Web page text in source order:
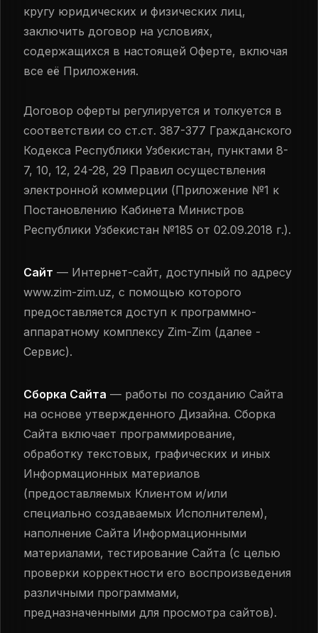
кругу юридических и физических лиц,
заключить договор на условиях,
содержащихся в настоящей Оферте, включая
все её Приложения.
Договор оферты регулируется и толкуется в
соответствии со ст.ст. 387-377 Гражданского
Кодекса Республики Узбекистан, пунктами 8-
7, 10, 12, 24-28, 29 Правил осуществления
электронной коммерции (Приложение №1 к
Постановлению Кабинета Министров
Республики Узбекистан №185 от 02.09.2018 г.).
Сайт — Интернет-сайт, доступный по адресу
www.zim-zim.uz, с помощью которого
предоставляется доступ к программно-
аппаратному комплексу Zim-Zim (далее -
Сервис).
Сборка Сайта — работы по созданию Сайта
на основе утвержденного Дизайна. Сборка
Сайта включает программирование,
обработку текстовых, графических и иных
Информационных материалов
(предоставляемых Клиентом и/или
специально создаваемых Исполнителем),
наполнение Сайта Информационными
материалами, тестирование Сайта (с целью
проверки корректности его воспроизведения
различными программами,
предназначенными для просмотра сайтов).